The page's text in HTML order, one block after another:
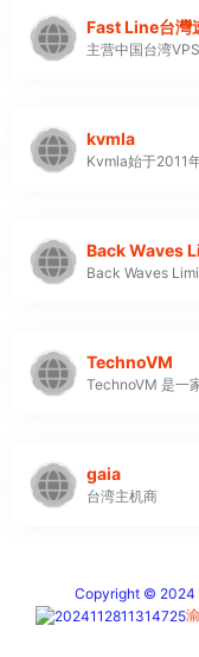
Fast Line台灣
kvmla
Back Waves
TechnoVM
gaia
台湾主机商
Copyright © 2024